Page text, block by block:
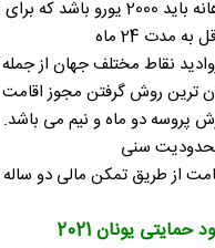
فرزند 300 یورو اضافه می شود.
مدت 24 ماه
نقاط مختلف جهان از جمله
ترین روش گرفتن مجوز اقامت
پروسه دو ماه و نیم می باشد.
سنی
از طریق تمکن مالی دو
یونان 2021